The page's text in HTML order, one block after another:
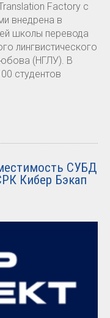
Factory с
внедрена в
школы перевода
лингвистического
(НГЛУ). В
студентов
СУБД
Кибер Бэкап